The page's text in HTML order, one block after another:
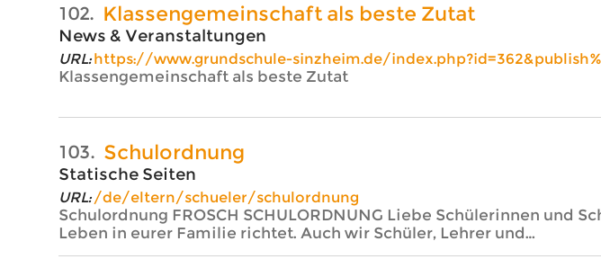
102. Klassengemeinschaft als beste Zutat
News & Veranstaltungen
URL: https://www.grundschule-sinzheim.de/
Klassengemeinschaft als beste Zutat
103. Schulordnung
Statische Seiten
URL: /de/eltern/schueler/schulordnung
Schulordnung FROSCH SCHULORDNUNG Liebe Schülerinnen und
Leben in eurer Familie richtet. Auch wir Schüler, Lehrer und…